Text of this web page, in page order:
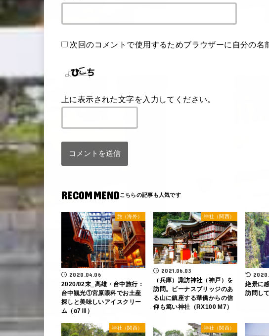
次回のコメントで使用するためブラウザーに自分の名
上に表示された文字を入力してください。
RECOMMEND
旅（海外）
2020.04.06
2020/02末‗高雄・台中旅行：
台中観光①宮原眼科でお土産
探しと美味しいアイスクリー
ム（α7Ⅲ）
神社（関西）
2021.06.03
（兵庫）諏訪神社（神戸）を
訪問。ビーナスブリッジのあ
る山に鎮座する華僑からの信
仰も篤い神社（RX100 M7）
絶景に
訪問し
神社（関西） 神社（関西）